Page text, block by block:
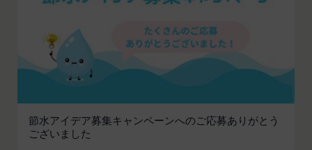
節水アイデア募集キャンペーンへのご応募ありがとう
ございました
個人を識別できない形式に加工した上での統計
データの作成
お客さまアンケートの実施
マーケティング調査、統計、分析
システムメンテナンス、不具合への対応
技術サポートの提供、会員からの問い合わせ対